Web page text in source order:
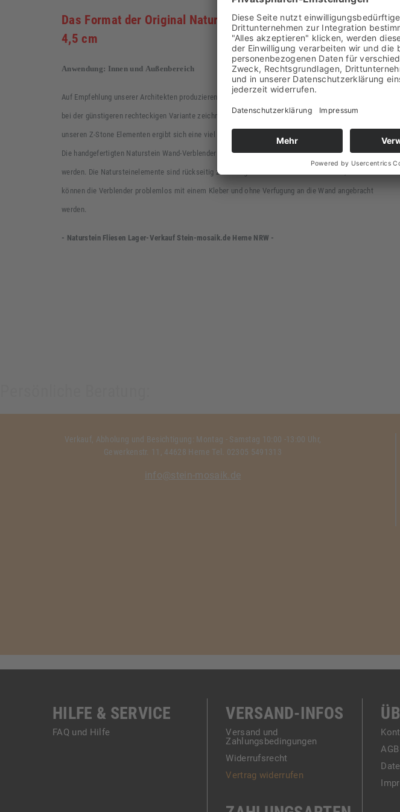
Das Format der Original Naturstein Elemente ist 60 x 20 x 3 -
4,5 cm
Anwendung: Innen und Außenbereich
Auf Empfehlung unserer Architekten produzieren wir diesen Naturstein Wand-Verblender als Z-Stone,
bei der günstigeren rechteckigen Variante zeichnete sich sehr deutlich die 20 cm hohe Fuge ab. Bei
unseren Z-Stone Elementen ergibt sich eine viel schönere Optik durch eine nur halb so lange Fuge.
Die handgefertigten Naturstein Wand-Verblender können im Innen und Aussenbereich verwendet
werden. Die Natursteinelemente sind rückseitig zu einer glatten Betonfläche verarbeitet, dadurch
können die Verblender problemlos mit einem Kleber und ohne Verfugung an die Wand angebracht
werden.
- Naturstein Fliesen Lager-VerkaufStein-mosaik.de Herne NRW -
Verkauf, Abholung und Besichtigung: Montag - Samstag 10:00 -13:00 Uhr,
Gewerkenstr. 11, 44628 Herne Tel. 02305 5491313
info@stein-mosaik.de
HILFE & SERVICE
FAQ und Hilfe
VERSAND-INFOS
Versand und
Zahlungsbedingungen
Widerrufsrecht
Vertrag widerrufen
AGB